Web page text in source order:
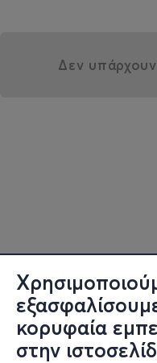
κορυφαία
στην
Δεν